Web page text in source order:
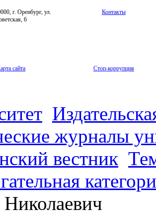
г. Оренбург, ул.
6
Контакты
сайта Стоп-коррупция
журналы
вестник